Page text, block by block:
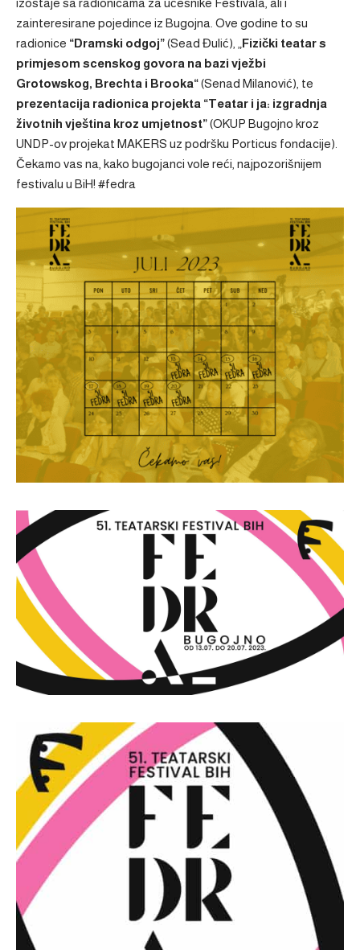
izostaje sa radionicama za učesnike Festivala, ali i
zainteresirane pojedince iz Bugojna. Ove godine to su
radionice “Dramski odgoj”(Sead Đulić), „ Fizički teatar s
primjesom scenskog govora na bazi vježbi
Grotowskog, Brechta i Brooka“(Senad Milanović), te
prezentacija radionica projekta “Teatar i ja: izgradnja
životnih vještina kroz umjetnost”(OKUP Bugojno kroz
UNDP-ov projekat MAKERS uz podršku Porticus fondacije).
Čekamo vas na, kako bugojanci vole reći, najpozorišnijem
festivalu u BiH! #fedra